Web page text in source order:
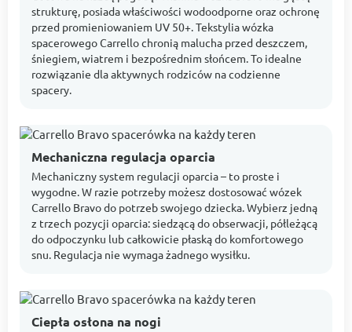
strukturę, posiada właściwości wodoodporne oraz ochronę
przed promieniowaniem UV 50+. Tekstylia wózka
spacerowego Carrello chronią malucha przed deszczem,
śniegiem, wiatrem i bezpośrednim słońcem. To idealne
rozwiązanie dla aktywnych rodziców na codzienne
spacery.
Mechaniczna regulacja oparcia
Mechaniczny system regulacji oparcia – to proste i
wygodne. W razie potrzeby możesz dostosować wózek
Carrello Bravo do potrzeb swojego dziecka. Wybierz jedną
z trzech pozycji oparcia: siedzącą do obserwacji, półleżącą
do odpoczynku lub całkowicie płaską do komfortowego
snu. Regulacja nie wymaga żadnego wysiłku.
Ciepła osłona na nogi